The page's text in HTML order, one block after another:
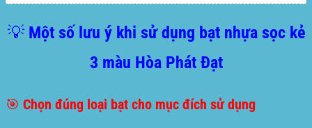
💡 Một số lưu ý khi sử dụng bạt nhựa sọc kẻ
3 màu Hòa Phát Đạt
🎯 Chọn đúng loại bạt cho mục đích sử dụng